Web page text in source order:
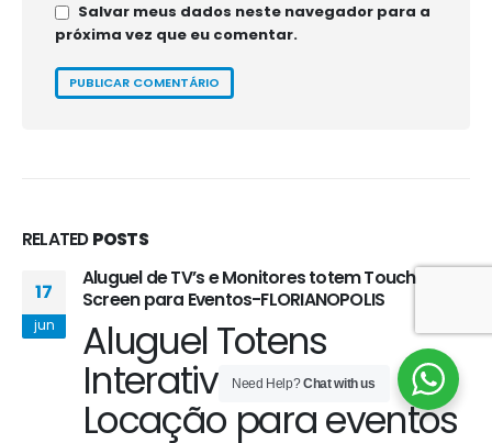
Salvar meus dados neste navegador para a
próxima vez que eu comentar.
RELATEDPOSTS
17
jun
Aluguel de TV’s e Monitores totem Touch
Screen para Eventos-FLORIANOPOLIS
Aluguel Totens
Interativos SP -
Locação para eventos
Need Help?Chat with us